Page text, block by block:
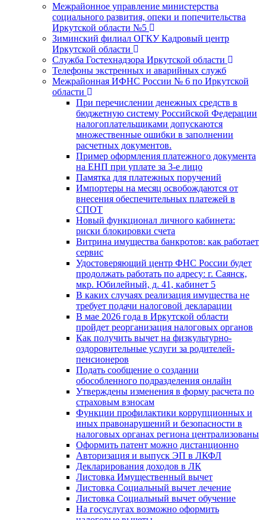
Межрайонное управление министерства
социального развития, опеки и попечительства
Иркутской области №5
Зиминский филиал ОГКУ Кадровый центр
Иркутской области
Служба Гостехнадзора Иркутской области
Телефоны экстренных и аварийных служб
Межрайонная ИФНС России № 6 по Иркутской
области
При перечислении денежных средств в
бюджетную систему Российской Федерации
налогоплательщиками допускаются
множественные ошибки в заполнении
расчетных документов.
Пример оформления платежного документа
на ЕНП при уплате за 3-е лицо
Памятка для платежных поручений
Импортеры на месяц освобождаются от
внесения обеспечительных платежей в
СПОТ
Новый функционал личного кабинета:
риски блокировки счета
Витрина имущества банкротов: как работает
сервис
Удостоверяющий центр ФНС России будет
продолжать работать по адресу: г. Саянск,
мкр. Юбилейный, д. 41, кабинет 5
В каких случаях реализация имущества не
требует подачи налоговой декларации
В мае 2026 года в Иркутской области
пройдет реорганизация налоговых органов
Как получить вычет на физкультурно-
оздоровительные услуги за родителей-
пенсионеров
Подать сообщение о создании
обособленного подразделения онлайн
Утверждены изменения в форму расчета по
страховым взносам
Функции профилактики коррупционных и
иных правонарушений и безопасности в
налоговых органах региона централизованы
Оформить патент можно дистанционно
Авторизация и выпуск ЭП в ЛКФЛ
Декларирования доходов в ЛК
Листовка Имущественный вычет
Листовка Социальный вычет лечение
Листовка Социальный вычет обучение
На госуслугах возможно оформить